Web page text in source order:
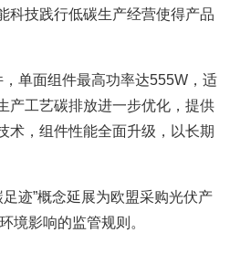
科技践行低碳生产经营使得产品
单面组件最高功率达555W，适
产工艺碳排放进一步优化，提供
术，组件性能全面升级，以长期
迹”概念延展为欧盟采购光伏产
境影响的监管规则。